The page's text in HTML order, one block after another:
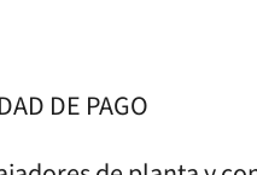
DE PAGO